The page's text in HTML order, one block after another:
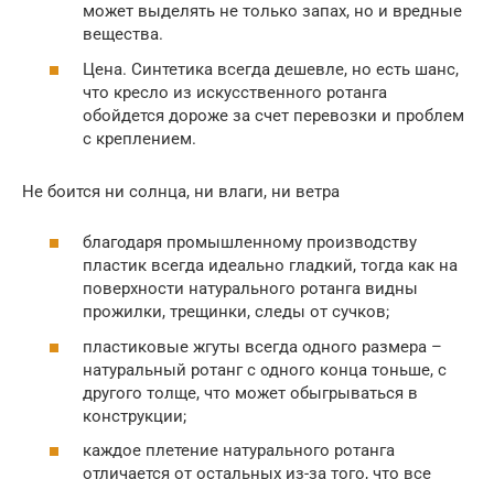
может выделять не только запах, но и вредные
вещества.
Цена. Синтетика всегда дешевле, но есть шанс,
что кресло из искусственного ротанга
обойдется дороже за счет перевозки и проблем
с креплением.
Не боится ни солнца, ни влаги, ни ветра
благодаря промышленному производству
пластик всегда идеально гладкий, тогда как на
поверхности натурального ротанга видны
прожилки, трещинки, следы от сучков;
пластиковые жгуты всегда одного размера –
натуральный ротанг с одного конца тоньше, с
другого толще, что может обыгрываться в
конструкции;
каждое плетение натурального ротанга
отличается от остальных из-за того, что все